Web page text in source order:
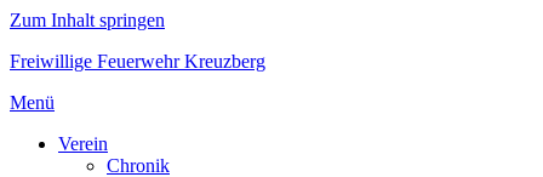
Zum Inhalt springen
Freiwillige Feuerwehr Kreuzberg
Menü
Verein
Chronik